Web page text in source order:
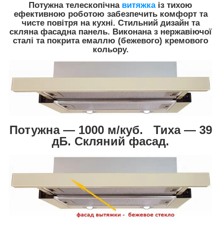
Потужна телескопічна витяжкаіз тихою
ефективною роботою забезпечить комфорт та
чисте повітря на кухні. Стильний дизайн та
скляна фасадна панель. Виконана з нержавіючої
сталі та покрита емаллю (бежевого) кремового
кольору.
Потужна — 1000 м/куб. Тиха — 39
дБ. Скляний фасад.